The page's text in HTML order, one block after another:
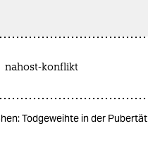
nahost-konflikt
Todgeweihte in der Pubertät